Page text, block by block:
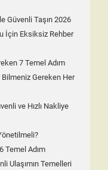
Güvenli Taşın 2026
İçin Eksiksiz Rehber
7 Temel Adım
Bilmeniz Gereken Her
ve Hızlı Nakliye
Temel Adım
Ulaşımın Temelleri